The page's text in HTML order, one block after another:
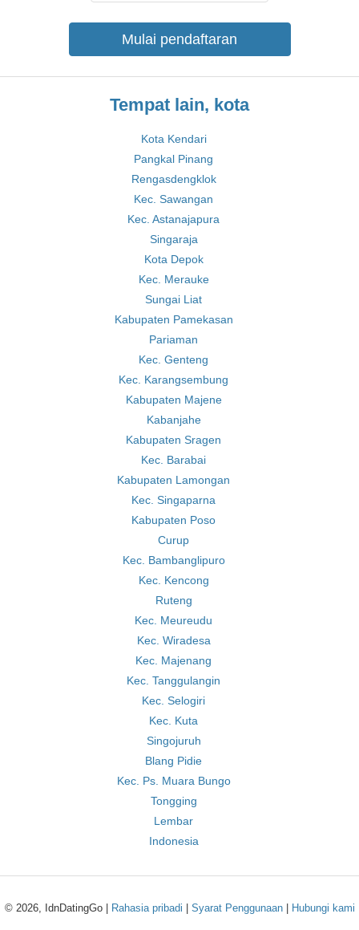
Mulai pendaftaran
Tempat lain, kota
Kota Kendari
Pangkal Pinang
Rengasdengklok
Kec. Sawangan
Kec. Astanajapura
Singaraja
Kota Depok
Kec. Merauke
Sungai Liat
Kabupaten Pamekasan
Pariaman
Kec. Genteng
Kec. Karangsembung
Kabupaten Majene
Kabanjahe
Kabupaten Sragen
Kec. Barabai
Kabupaten Lamongan
Kec. Singaparna
Kabupaten Poso
Curup
Kec. Bambanglipuro
Kec. Kencong
Ruteng
Kec. Meureudu
Kec. Wiradesa
Kec. Majenang
Kec. Tanggulangin
Kec. Selogiri
Kec. Kuta
Singojuruh
Blang Pidie
Kec. Ps. Muara Bungo
Tongging
Lembar
Indonesia
© 2026, IdnDatingGo | Rahasia pribadi Syarat Penggunaan| Hubungi kami